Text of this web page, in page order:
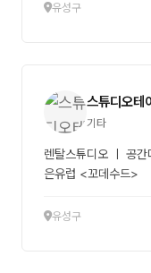
유성구
스튜디오테
기타
렌탈스튜디오 ㅣ 공간대관 ㅣ 촬영
은유럽 <꼬데수드>
유성구